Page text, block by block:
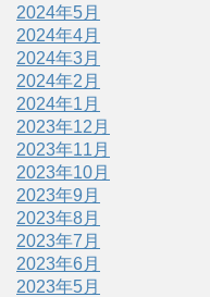
2024年5月
2024年4月
2024年3月
2024年2月
2024年1月
2023年12月
2023年11月
2023年10月
2023年9月
2023年8月
2023年7月
2023年6月
2023年5月